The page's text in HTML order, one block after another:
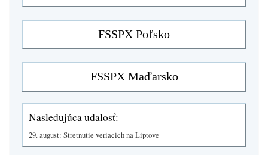
Nasledujúca udalosť:
29. august: Stretnutie veriacich na Liptove